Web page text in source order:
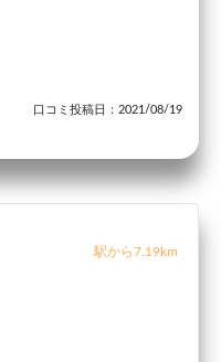
口コミ投稿日：2021/08/19
駅から7.19km